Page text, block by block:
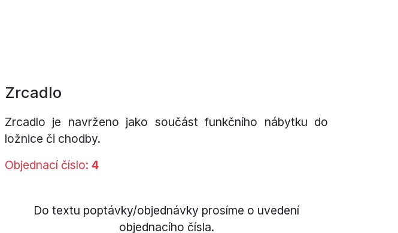
Zrcadlo
Zrcadlo je navrženo jako součást funkčního nábytku do
ložnice či chodby.
Objednací číslo: 4
Do textu poptávky/objednávky prosíme o uvedení
objednacího čísla.